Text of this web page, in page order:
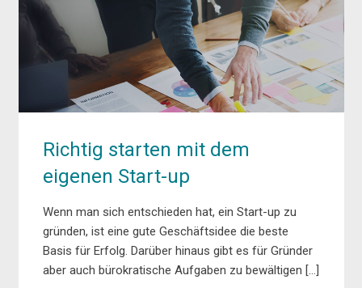
Richtig starten mit dem
eigenen Start-up
Wenn man sich entschieden hat, ein Start-up zu
gründen, ist eine gute Geschäftsidee die beste
Basis für Erfolg. Darüber hinaus gibt es für Gründer
aber auch bürokratische Aufgaben zu bewältigen […]